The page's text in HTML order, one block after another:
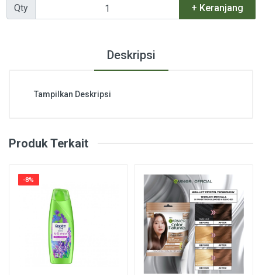
Qty + Keranjang
Deskripsi
Tampilkan Deskripsi
Produk Terkait
-8%